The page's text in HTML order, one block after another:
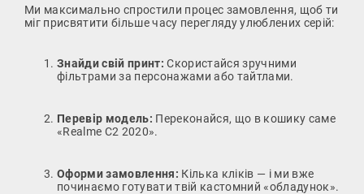
Ми максимально спростили процес замовлення, щоб ти
міг присвятити більше часу перегляду улюблених серій:
Знайди свій принт: Скористайся зручними
фільтрами за персонажами або тайтлами.
Перевір модель: Переконайся, що в кошику саме
«Realme C2 2020».
Оформи замовлення: Кілька кліків — і ми вже
починаємо готувати твій кастомний «обладунок».